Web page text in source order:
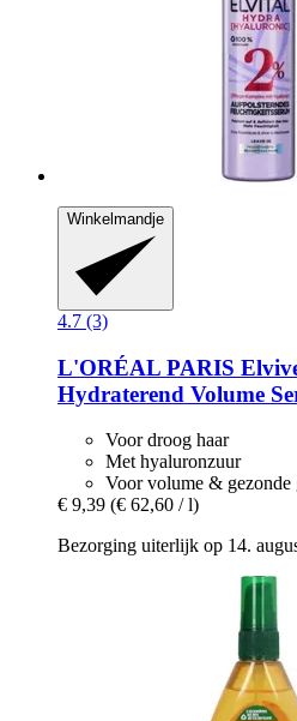
Winkelmandje
4.7 (3)
L'ORÉAL PARIS
Hydraterend Volume
Voor droog haar
Met hyaluronzuur
Voor volume & gezonde
€ 9,39 (€ 62,60 / l)
Bezorging uiterlijk op 14.